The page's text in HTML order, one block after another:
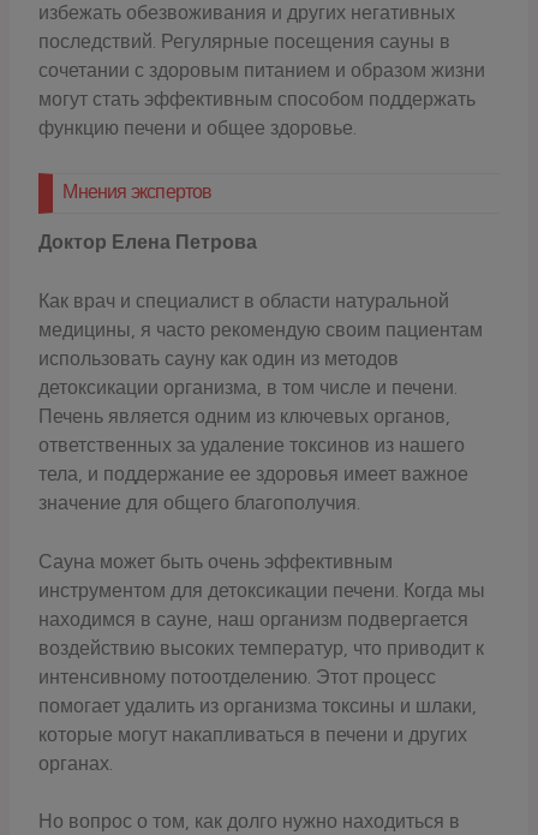
избежать обезвоживания и других негативных
последствий. Регулярные посещения сауны в
сочетании с здоровым питанием и образом жизни
могут стать эффективным способом поддержать
функцию печени и общее здоровье.
Мнения экспертов
Доктор Елена Петрова
Как врач и специалист в области натуральной
медицины, я часто рекомендую своим пациентам
использовать сауну как один из методов
детоксикации организма, в том числе и печени.
Печень является одним из ключевых органов,
ответственных за удаление токсинов из нашего
тела, и поддержание ее здоровья имеет важное
значение для общего благополучия.
Сауна может быть очень эффективным
инструментом для детоксикации печени. Когда мы
находимся в сауне, наш организм подвергается
воздействию высоких температур, что приводит к
интенсивному потоотделению. Этот процесс
помогает удалить из организма токсины и шлаки,
которые могут накапливаться в печени и других
органах.
Но вопрос о том, как долго нужно находиться в